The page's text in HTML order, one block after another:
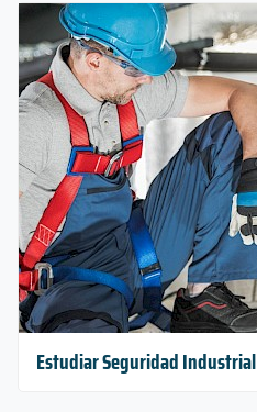
Estudiar Seguridad Industrial